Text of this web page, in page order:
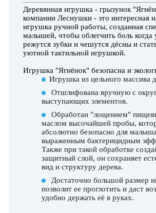
Деревянная игрушка - грызунок
компании Леснушки - это интересная
игрушка ручной работы, созданная
малышей, чтобы облегчить боль
режутся зубки и чешутся дёсны и
уютной тактильной игрушкой.
Игрушка "Ягнёнок" безопасна и
Игрушка из цельного массива
Отшлифована вручную с
выступающих элементов.
Обработан "лощением"
маслом высочайшей пробы,
абсолютно безопасно для
выраженным бактерицидным
Также при такой обработке
защитный слой, он сохраняет
вид и структуру дерева.
Достаточно большой размер
позволит ее проглотить и даст
удобно держать её в руках.